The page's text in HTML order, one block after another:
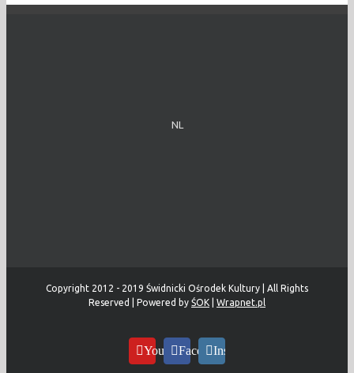
NL
Copyright 2012 - 2019 Świdnicki Ośrodek Kultury | All Rights
Reserved | Powered by ŚOK Wrapnet.pl
YouTubeFacebookInstagram